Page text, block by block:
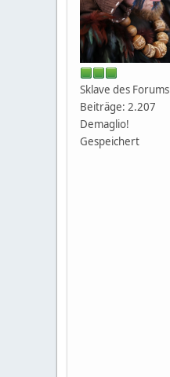
Sklave des Forums
Beiträge: 2.207
Demaglio!
Gespeichert